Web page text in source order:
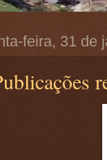
feira, 31 de